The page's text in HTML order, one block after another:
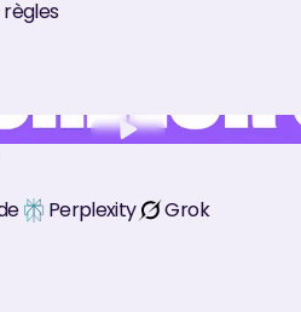
Banner
règles
Perplexity Grok